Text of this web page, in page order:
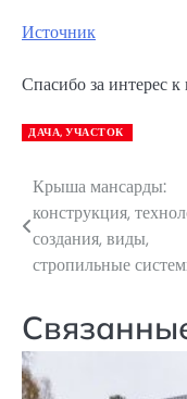
Источник
Спасибо за интерес
ДАЧА, УЧАСТОК
Навигация
по
записям
Крыша мансарды:
конструкция,
создания, виды,
стропильные